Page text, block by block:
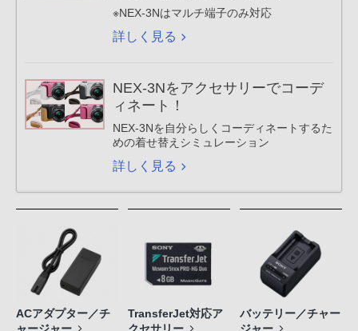
※NEX-3Nはマルチ端子のみ対応
詳しく見る
NEX-3Nをアクセサリーでコーデ
ィネート！
NEX-3Nを自分らしくコーディネートするた
めの着せ替えシミュレーション
詳しく見る
ACアダプター／チ
TransferJet対応ア
バッテリー／チャー